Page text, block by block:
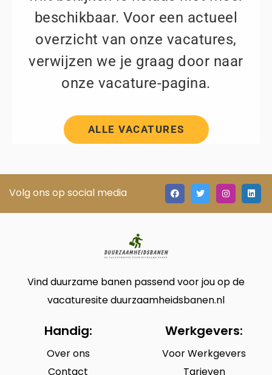
beschikbaar. Voor een actueel
overzicht van onze vacatures,
verwijzen we je graag door naar
onze vacature-pagina.
ALLE VACATURES
Volg ons op social media
Vind duurzame banen passend voor jou op de
vacaturesite duurzaamheidsbanen.nl
Handig:
Over ons
Contact
Werkgevers:
Voor Werkgevers
Tarieven